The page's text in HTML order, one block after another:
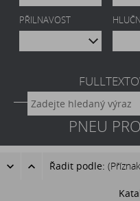
PŘILNAVOST
PNEU
Řadit podle: